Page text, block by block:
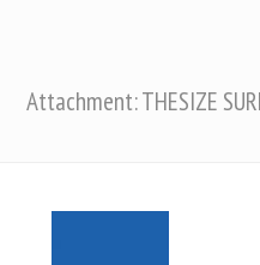
Attachment: THESIZE